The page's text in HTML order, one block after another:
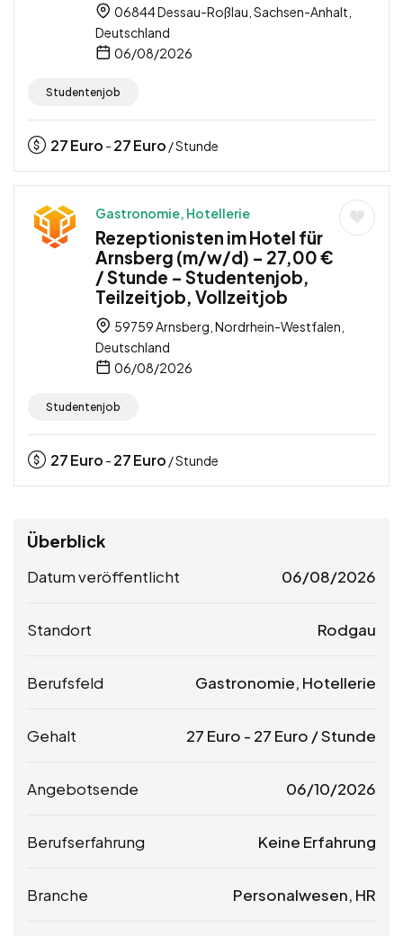
06844 Dessau-Roßlau, Sachsen-Anhalt,
Deutschland
06/08/2026
Studentenjob
27Euro - 27Euro / Stunde
Gastronomie, Hotellerie
Rezeptionisten im Hotel für
Arnsberg (m/w/d) – 27,00 €
/ Stunde – Studentenjob,
Teilzeitjob, Vollzeitjob
59759 Arnsberg, Nordrhein-Westfalen,
Deutschland
06/08/2026
Studentenjob
27Euro - 27Euro / Stunde
Überblick
Datum veröffentlicht 06/08/2026
Standort Rodgau
Berufsfeld Gastronomie, Hotellerie
Gehalt 27 Euro - 27 Euro / Stunde
Angebotsende 06/10/2026
Berufserfahrung Keine Erfahrung
Branche Personalwesen, HR